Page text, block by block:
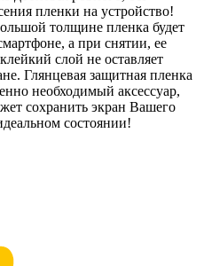
пленки на устройство!
толщине пленка будет
а при снятии, ее
слой не оставляет
Глянцевая защитная пленка
необходимый аксессуар,
сохранить экран Вашего
состоянии!